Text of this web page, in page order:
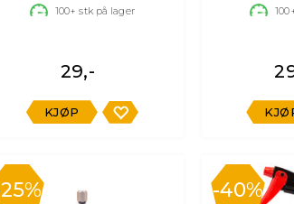
100+ stk på lager
29,-
KJØP
25% 40%